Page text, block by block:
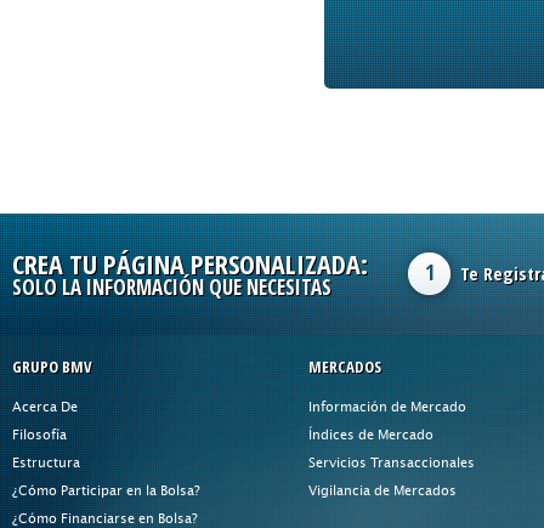
CREA TU PÁGINA PERSONALIZADA:
SOLO LA INFORMACIÓN QUE NECESITAS
1 Te
GRUPO BMV
Acerca De
Filosofía
Estructura
¿Cómo Participar en la Bolsa?
¿Cómo Financiarse en Bolsa?
MERCADOS
Información de Mercado
Índices de Mercado
Servicios Transaccionales
Vigilancia de Mercados